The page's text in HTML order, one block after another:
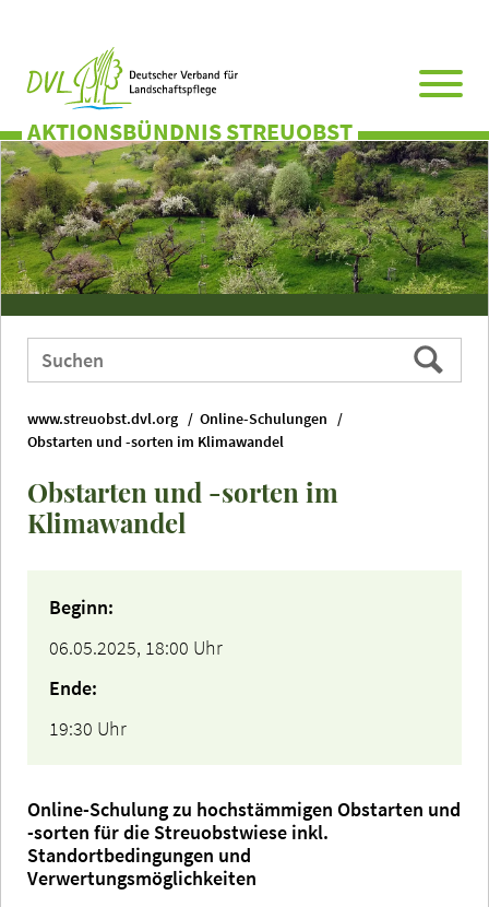
AKTIONSBÜNDNIS STREUOBST
Webauftritt
durchsuchen
Suchen
www.streuobst.dvl.org
Online-Schulungen
Obstarten und -sorten im Klimawandel
Obstarten und -sorten im
Klimawandel
Beginn:
06.05.2025, 18:00 Uhr
Ende:
19:30 Uhr
Online-Schulung zu hochstämmigen Obstarten und
-sorten für die Streuobstwiese inkl.
Standortbedingungen und
Verwertungsmöglichkeiten